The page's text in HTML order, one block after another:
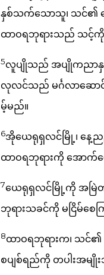
နှစ်သက်သောသူ၊ သင်၏
ထာဝရဘုရားသည် သင့်
5လူပျိုသည် အပျိုကညာ
လုလင်သည် မင်္ဂလာဆော
မ့်မည်။
6အိုယေရုရှလင်မြို့၊ နေ့ည
ထာဝရဘုရားကို အောက်
7ယေရုရှလင်မြို့ကို အမြဲတည်
ဘုရားသခင်ကို မငြိမ်စေက
8ထာဝရဘုရားက၊ သင်၏
စပျစ်ရည်ကို တပါးအမ